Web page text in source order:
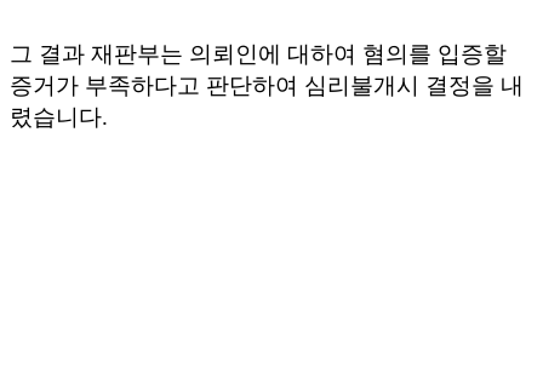
그 결과 재판부는 의뢰인에 대하여 혐의를 입증할
증거가 부족하다고 판단하여 심리불개시 결정을 내
렸습니다.